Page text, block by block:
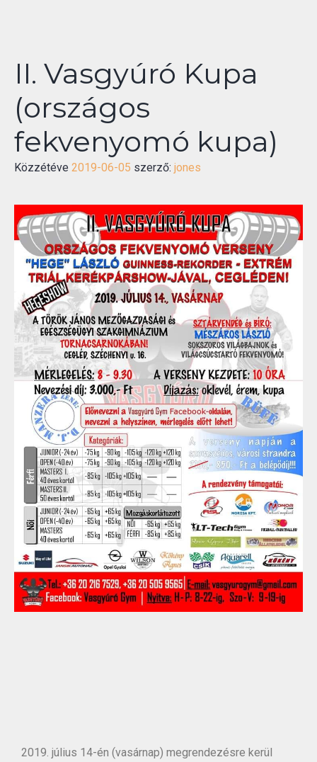
II. Vasgyúró Kupa
(országos
fekvenyomó kupa)
Közzétéve2019-06-05 szerző:jones
2019. július 14-én (vasárnap) megrendezésre kerül